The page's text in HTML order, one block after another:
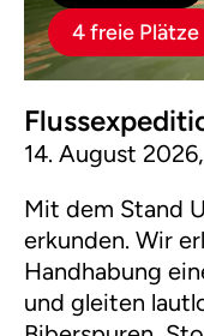
4 freie Plätze
14. August
Mit dem Stand
erkunden. Wir
Handhabung
und gleiten